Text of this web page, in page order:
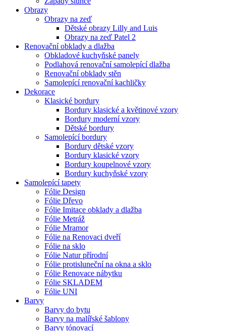
Obrazy
Obrazy na zeď
Dětské obrazy Lilly and Luis
Obrazy na zeď Patel 2
Renovační obklady a dlažba
Obkladové kuchyňské panely
Podlahová renovační samolepící dlažba
Renovační obklady stěn
Samolepící renovační kachličky
Dekorace
Klasické bordury
Bordury klasické a květinové vzory
Bordury moderní vzory
Dětské bordury
Samolepící bordury
Bordury dětské vzory
Bordury klasické vzory
Bordury koupelnové vzory
Bordury kuchyňské vzory
Samolepící tapety
Fólie Design
Fólie Dřevo
Fólie Imitace obklady a dlažba
Fólie Metráž
Fólie Mramor
Fólie na Renovaci dveří
Fólie na sklo
Fólie Natur přírodní
Fólie protisluneční na okna a sklo
Fólie Renovace nábytku
Fólie SKLADEM
Fólie UNI
Barvy
Barvy do bytu
Barvy na malířské šablony
Barvy tónovací